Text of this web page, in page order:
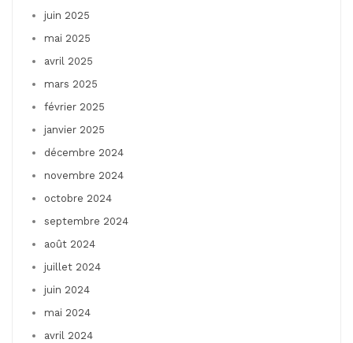
juin 2025
mai 2025
avril 2025
mars 2025
février 2025
janvier 2025
décembre 2024
novembre 2024
octobre 2024
septembre 2024
août 2024
juillet 2024
juin 2024
mai 2024
avril 2024